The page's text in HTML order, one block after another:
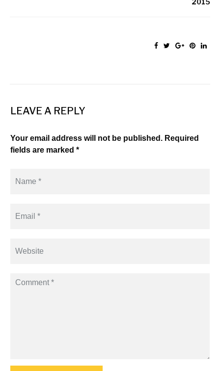
2015
LEAVE A REPLY
Your email address will not be published. Required
fields are marked *